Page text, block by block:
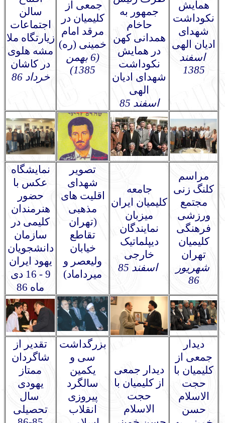
همایش
نکوداشت
شهدای
ادیان الهی
اسفند
1385
جمهور به
حاخام
همدانی کهن
در همایش
نکوداشت
شهدای ادیان
الهی
اسفند 85
جمعی از
کلیمیان در
مرقد امام
خمینی (ره)
(6 بهمن
1385)
سالن
اجتماعات
زیارتگاه ملا
مشه هلوی
در کاشان
خرداد 86
مراسم
کلنگ زنی
مجتمع
ورزشی
فرهنگی
کلیمیان
تهران
شهریور
86
جامعه
کلیمیان ایران
میزبان
نمایندگان
دیپلماتیک
خارجی
اسفند 85
تصویر
شهدای
اقلیت های
مذهبی
(تهران
تقاطع
خیابان
ولیعصر و
میرداماد)
نمایشگاه
عکس با
حضور
هنرمندان
کلیمی در
سازمان
دانشجویان
یهود ایران
9 - 16 دی
ماه 86
دیدار
جمعی از
کلیمیان با
حجت
الاسلام
حسن
دیدار جمعی
از کلیمیان با
حجت
الاسلام
بزرگداشت
سی و
یکمین
سالگرد
پیروزی
انقلاب
تقدیر از
شاگردان
ممتاز
یهودی
سال
تحصیلی